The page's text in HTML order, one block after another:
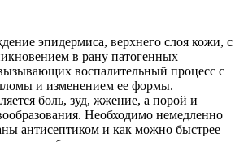
эпидермиса, верхнего слоя кожи, с
в рану патогенных
воспалительный процесс с
и изменением ее формы.
боль, зуд, жжение, а порой и
Необходимо немедленно
антисептиком и как можно быстрее